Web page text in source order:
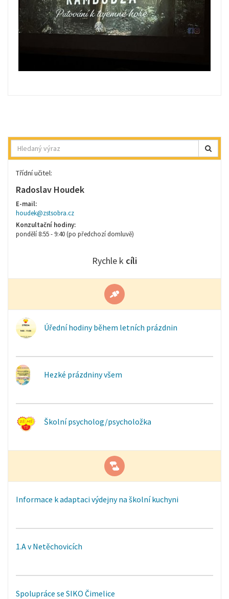
Hledat
Třídní učitel:
Radoslav Houdek
E-mail:
houdek@zstsobra.cz
Konzultační hodiny:
pondělí 8:55 - 9:40 (po předchozí domluvě)
Rychle k cíli
Úřední hodiny během letních prázdnin
Hezké prázdniny všem
Školní psycholog/psycholožka
Informace k adaptaci výdejny na školní kuchyni
1.A v Netěchovicích
Spolupráce se SIKO Čimelice